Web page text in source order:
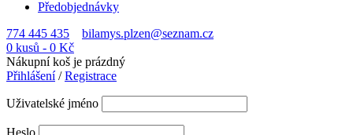
Předobjednávky
774 445 435
bilamys.plzen@seznam.cz
0 kusů - 0 Kč
Nákupní koš je prázdný
Přihlášení/Registrace
Uživatelské jméno
Heslo